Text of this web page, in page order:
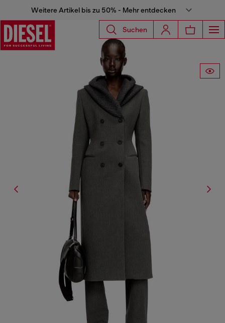
Weitere Artikel bis zu 50% - Mehr entdecken
Suchen